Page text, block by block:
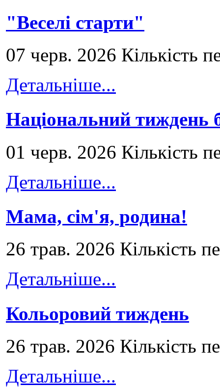
"Веселі старти"
07 черв. 2026 Кількість
Детальніше...
Національний тиждень
01 черв. 2026 Кількість
Детальніше...
Мама, сім'я, родина!
26 трав. 2026 Кількість
Детальніше...
Кольоровий тиждень
26 трав. 2026 Кількість
Детальніше...